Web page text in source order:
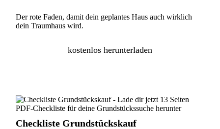
Der rote Faden, damit dein geplantes Haus auch wirklich
dein Traumhaus wird.
kostenlos herunterladen
Checkliste Grundstückskauf